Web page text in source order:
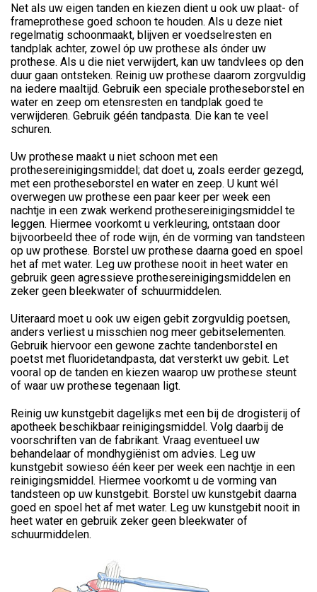
Net als uw eigen tanden en kiezen dient u ook uw plaat- of
frameprothese goed schoon te houden. Als u deze niet
regelmatig schoonmaakt, blijven er voedselresten en
tandplak achter, zowel óp uw prothese als ónder uw
prothese. Als u die niet verwijdert, kan uw tandvlees op den
duur gaan ontsteken. Reinig uw prothese daarom zorgvuldig
na iedere maaltijd. Gebruik een speciale protheseborstel en
water en zeep om etensresten en tandplak goed te
verwijderen. Gebruik géén tandpasta. Die kan te veel
schuren.
Uw prothese maakt u niet schoon met een
prothesereinigingsmiddel; dat doet u, zoals eerder gezegd,
met een protheseborstel en water en zeep. U kunt wél
overwegen uw prothese een paar keer per week een
nachtje in een zwak werkend prothesereinigingsmiddel te
leggen. Hiermee voorkomt u verkleuring, ontstaan door
bijvoorbeeld thee of rode wijn, én de vorming van tandsteen
op uw prothese. Borstel uw prothese daarna goed en spoel
het af met water. Leg uw prothese nooit in heet water en
gebruik geen agressieve prothesereinigingsmiddelen en
zeker geen bleekwater of schuurmiddelen.
Uiteraard moet u ook uw eigen gebit zorgvuldig poetsen,
anders verliest u misschien nog meer gebitselementen.
Gebruik hiervoor een gewone zachte tandenborstel en
poetst met fluoridetandpasta, dat versterkt uw gebit. Let
vooral op de tanden en kiezen waarop uw prothese steunt
of waar uw prothese tegenaan ligt.
Reinig uw kunstgebit dagelijks met een bij de drogisterij of
apotheek beschikbaar reinigingsmiddel. Volg daarbij de
voorschriften van de fabrikant. Vraag eventueel uw
behandelaar of mondhygiënist om advies. Leg uw
kunstgebit sowieso één keer per week een nachtje in een
reinigingsmiddel. Hiermee voorkomt u de vorming van
tandsteen op uw kunstgebit. Borstel uw kunstgebit daarna
goed en spoel het af met water. Leg uw kunstgebit nooit in
heet water en gebruik zeker geen bleekwater of
schuurmiddelen.